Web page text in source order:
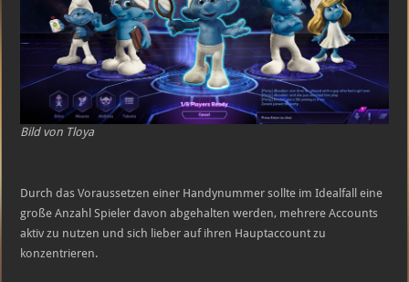
Bild von Tloya
Durch das Voraussetzen einer Handynummer sollte im Idealfall eine
große Anzahl Spieler davon abgehalten werden, mehrere Accounts
aktiv zu nutzen und sich lieber auf ihren Hauptaccount zu
konzentrieren.